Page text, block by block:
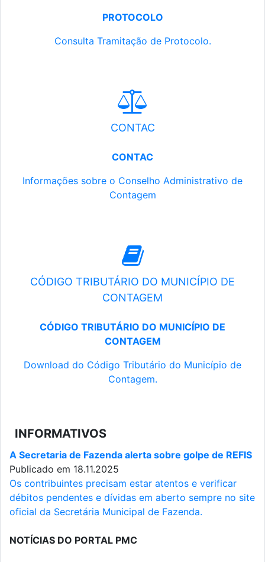
PROTOCOLO
Consulta Tramitação de Protocolo.
CONTAC
CONTAC
Informações sobre o Conselho Administrativo de
Contagem
CÓDIGO TRIBUTÁRIO DO MUNICÍPIO DE
CONTAGEM
CÓDIGO TRIBUTÁRIO DO MUNICÍPIO DE
CONTAGEM
Download do Código Tributário do Município de
Contagem.
INFORMATIVOS
A Secretaria de Fazenda alerta sobre golpe de REFIS
Publicado em 18.11.2025
Os contribuintes precisam estar atentos e verificar
débitos pendentes e dívidas em aberto sempre no site
oficial da Secretária Municipal de Fazenda.
NOTÍCIAS DO PORTAL PMC